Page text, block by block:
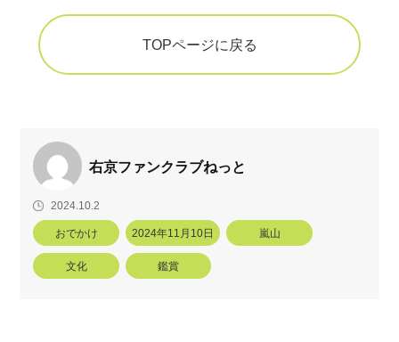
TOPページに戻る
右京ファンクラブねっと
2024.10.2
おでかけ 2024年11月10日 嵐山
文化 鑑賞